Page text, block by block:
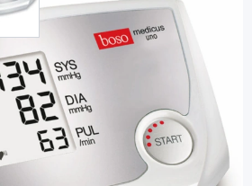
- für den Oberarm / 1
Kat.-Nr.110211